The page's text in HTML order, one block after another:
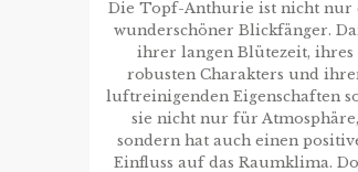
Die Topf-Anthurie ist nicht nur
wunderschöner Blickfänger.
ihrer langen Blütezeit, ihres
robusten Charakters und
luftreinigenden Eigenschaften
sie nicht nur für Atmosphäre,
sondern hat auch einen
Einfluss auf das Raumklima.